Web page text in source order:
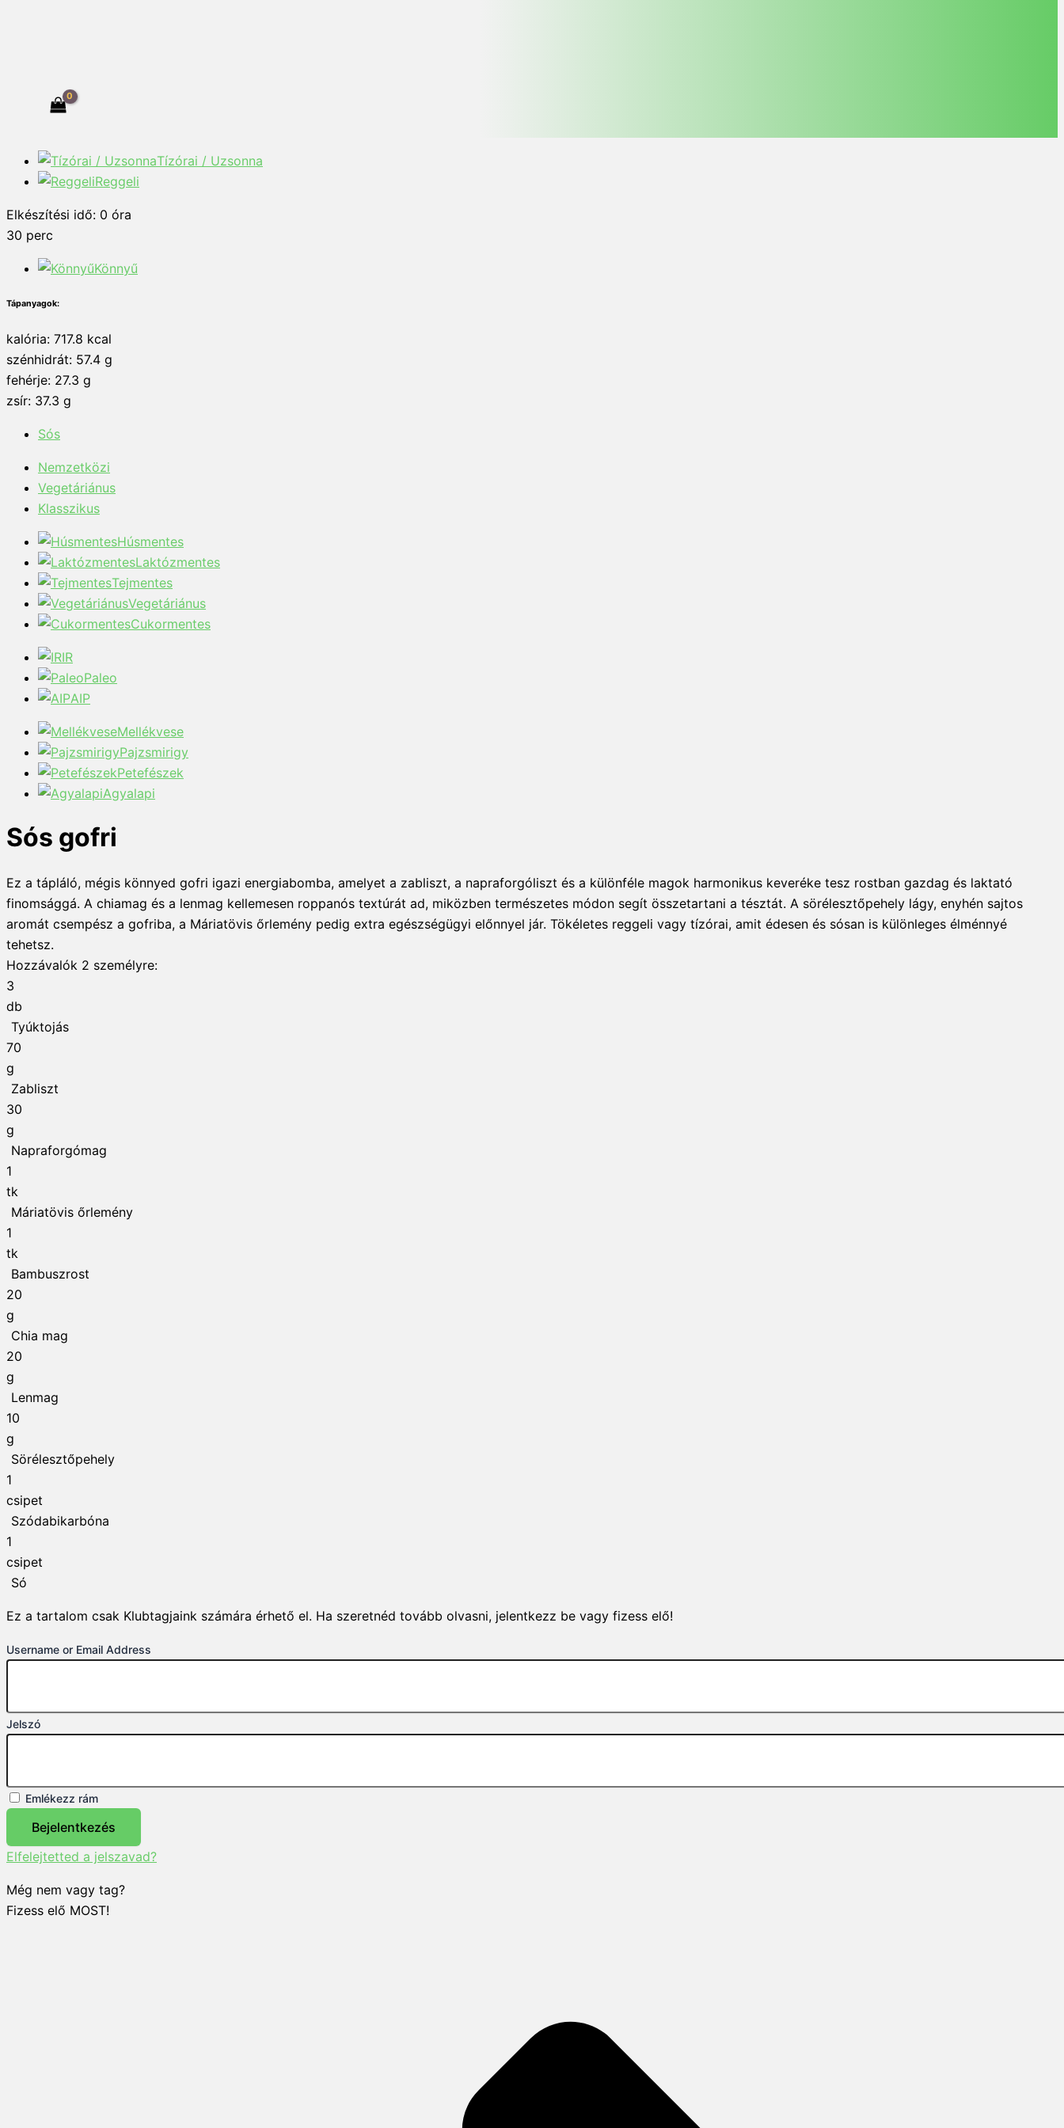
Tízórai / Uzsonna
Reggeli
Elkészítési idő: 0 óra
30 perc
Könnyű
Tápanyagok:
kalória: 717.8 kcal
szénhidrát: 57.4 g
fehérje: 27.3 g
zsír: 37.3 g
Sós
Nemzetközi
Vegetáriánus
Klasszikus
Húsmentes
Laktózmentes
Tejmentes
Vegetáriánus
Cukormentes
IR
Paleo
AIP
Mellékvese
Pajzsmirigy
Petefészek
Agyalapi
Sós gofri
Ez a tápláló, mégis könnyed gofri igazi energiabomba, amelyet a zabliszt, a napraforgóliszt és a különféle magok harmonikus keveréke tesz rostban gazdag és laktató
finomsággá. A chiamag és a lenmag kellemesen roppanós textúrát ad, miközben természetes módon segít összetartani a tésztát. A sörélesztőpehely lágy, enyhén sajtos
aromát csempész a gofriba, a Máriatövis őrlemény pedig extra egészségügyi előnnyel jár. Tökéletes reggeli vagy tízórai, amit édesen és sósan is különleges élménnyé
tehetsz.
Hozzávalók 2 személyre:
3
db
Tyúktojás
70
g
Zabliszt
30
g
Napraforgómag
1
tk
Máriatövis őrlemény
1
tk
Bambuszrost
20
g
Chia mag
20
g
Lenmag
10
g
Sörélesztőpehely
1
csipet
Szódabikarbóna
1
csipet
Só
Ez a tartalom csak Klubtagjaink számára érhető el. Ha szeretnéd tovább olvasni, jelentkezz be vagy fizess elő!
Username or Email Address
Jelszó
Emlékezz rám
Bejelentkezés
Elfelejtetted a jelszavad?
Még nem vagy tag?
Fizess elő MOST!